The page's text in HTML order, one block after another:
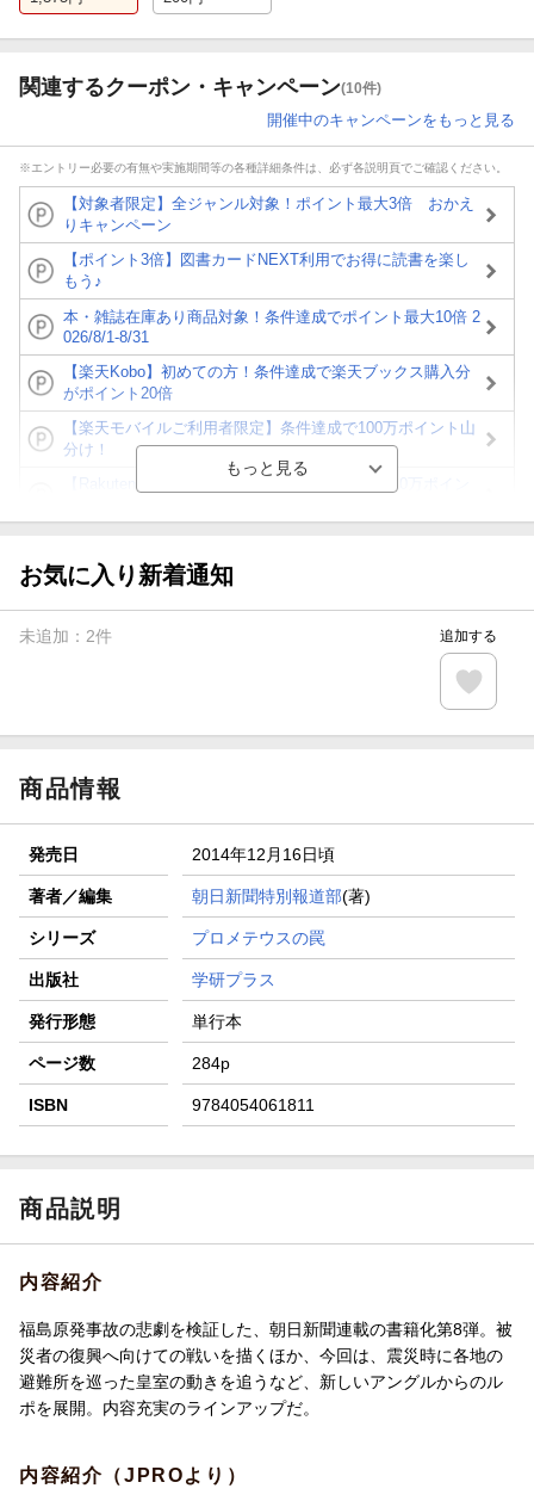
関連するクーポン・キャンペーン(10件)
開催中のキャンペーンをもっと見る
※エントリー必要の有無や実施期間等の各種詳細条件は、必ず各説明頁でご確認ください。
【対象者限定】全ジャンル対象！ポイント最大3倍 おかえ
りキャンペーン
【ポイント3倍】図書カードNEXT利用でお得に読書を楽し
もう♪
本・雑誌在庫あり商品対象！条件達成でポイント最大10倍 2
026/8/1-8/31
【楽天Kobo】初めての方！条件達成で楽天ブックス購入分
がポイント20倍
【楽天モバイルご利用者限定】条件達成で100万ポイント山
分け！
が当たる！
楽天モバイル紹介キャンペーンの拡散で300円OFFクーポン
条件達成で楽天限定・宝塚歌劇 宙組貸切公演ペアチケット
お気に入り新着通知
未追加： 2件 追加する
商品情報
発売日 2014年12月16日頃
著者／編集 朝日新聞特別報道部(著)
シリーズ プロメテウスの罠
出版社 学研プラス
発行形態 単行本
ページ数 284p
ISBN 9784054061811
商品説明
内容紹介
福島原発事故の悲劇を検証した、朝日新聞連載の書籍化第8弾。被
災者の復興へ向けての戦いを描くほか、今回は、震災時に各地の
避難所を巡った皇室の動きを追うなど、新しいアングルからのル
ポを展開。内容充実のラインアップだ。
内容紹介（JPROより）